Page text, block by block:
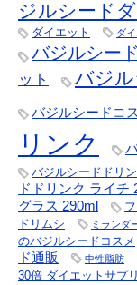
ジルシード
ダイエット ダ
バジルシード
ット
バジ
バジルシードコ
リンク
バジルシードドリ
ドドリンク ライチ
グラス 290ml
ドリムシ
ミランダ
のバジルシードコスメ
ド通販
中性脂肪
30倍 ダイエットサプ